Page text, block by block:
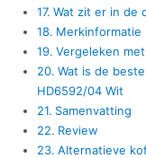
Wat zit er in de
Merkinformatie
Vergeleken
Wat is de
HD6592/04 Wit
Samenvatting
Review
Alternatieve